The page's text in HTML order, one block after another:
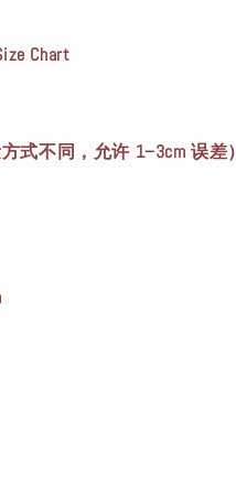
Chart
式不同，允许 1–3cm 误差）